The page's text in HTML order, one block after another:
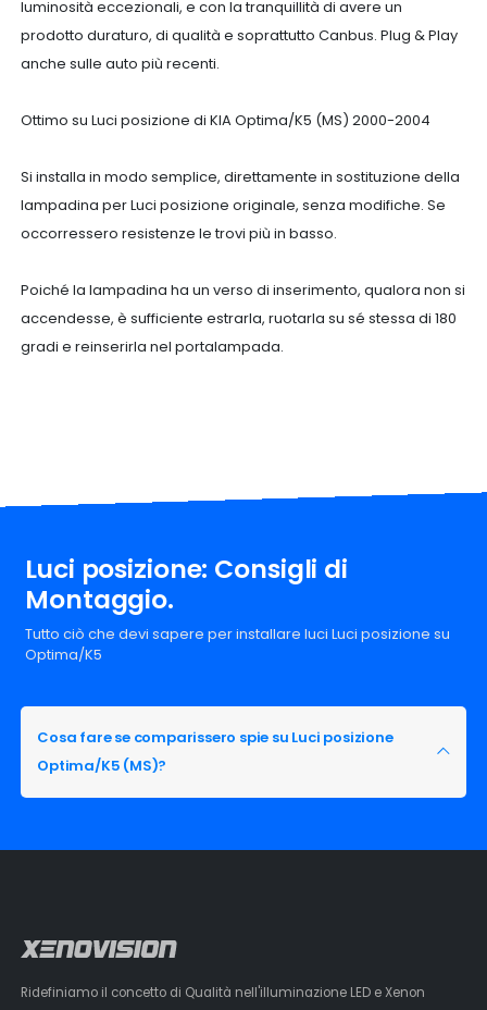
luminosità eccezionali, e con la tranquillità di avere un
prodotto duraturo, di qualità e soprattutto Canbus. Plug & Play
anche sulle auto più recenti.
Ottimo su Luci posizione di KIA Optima/K5 (MS) 2000-2004
Si installa in modo semplice, direttamente in sostituzione della
lampadina per Luci posizione originale, senza modifiche. Se
occorressero resistenze le trovi più in basso.
Poiché la lampadina ha un verso di inserimento, qualora non si
accendesse, è sufficiente estrarla, ruotarla su sé stessa di 180
gradi e reinserirla nel portalampada.
Luci posizione: Consigli di
Montaggio.
Tutto ciò che devi sapere per installare luci Luci posizione su
Optima/K5
Cosa fare se comparissero spie su Luci posizione
Optima/K5 (MS)?
Ridefiniamo il concetto di Qualità nell'illuminazione LED e Xenon